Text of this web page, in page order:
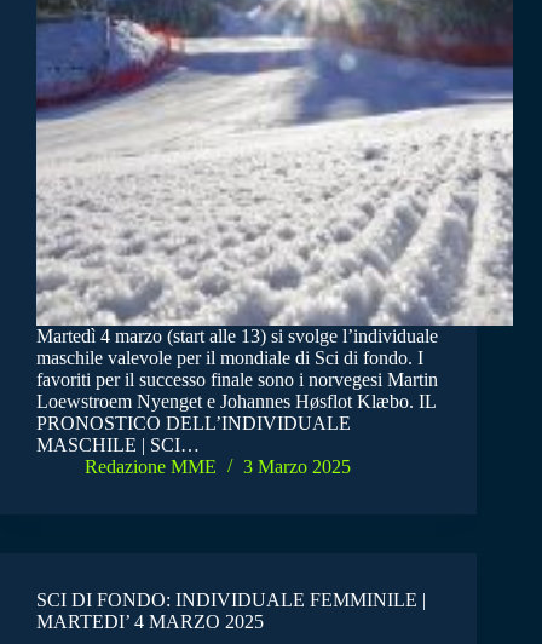
Martedì 4 marzo (start alle 13) si svolge l’individuale
maschile valevole per il mondiale di Sci di fondo. I
favoriti per il successo finale sono i norvegesi Martin
Loewstroem Nyenget e Johannes Høsflot Klæbo. IL
PRONOSTICO DELL’INDIVIDUALE
MASCHILE | SCI…
Redazione MME
3 Marzo 2025
SCI DI FONDO: INDIVIDUALE FEMMINILE |
MARTEDI’ 4 MARZO 2025